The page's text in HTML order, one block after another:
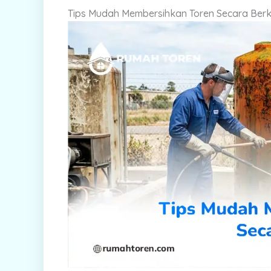
Tips Mudah Membersihkan Toren Secara